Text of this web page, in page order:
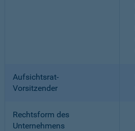
Aufsichtsrat-
Vorsitzender
Rechtsform des
Unternehmens